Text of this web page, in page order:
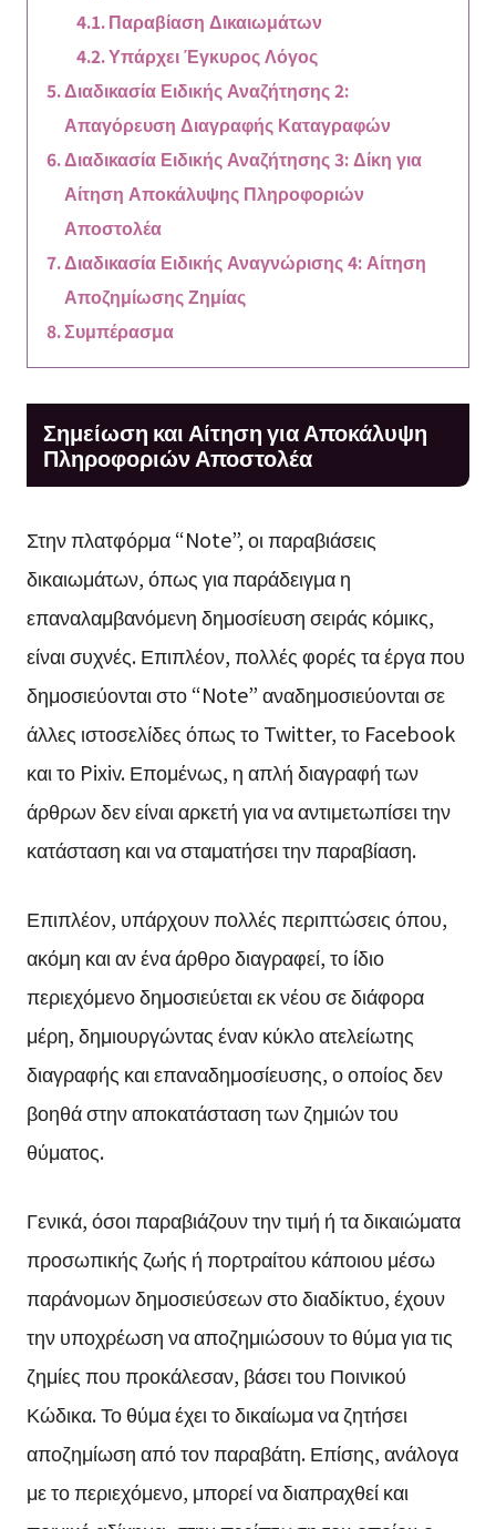
Παραβίαση Δικαιωμάτων
Υπάρχει Έγκυρος Λόγος
Διαδικασία Ειδικής Αναζήτησης 2:
Απαγόρευση Διαγραφής Καταγραφών
Διαδικασία Ειδικής Αναζήτησης 3: Δίκη για
Αίτηση Αποκάλυψης Πληροφοριών
Αποστολέα
Διαδικασία Ειδικής Αναγνώρισης 4: Αίτηση
Αποζημίωσης Ζημίας
Συμπέρασμα
Σημείωση και Αίτηση για Αποκάλυψη
Πληροφοριών Αποστολέα
Στην πλατφόρμα “Note”, οι παραβιάσεις
δικαιωμάτων, όπως για παράδειγμα η
επαναλαμβανόμενη δημοσίευση σειράς κόμικς,
είναι συχνές. Επιπλέον, πολλές φορές τα έργα που
δημοσιεύονται στο “Note” αναδημοσιεύονται σε
άλλες ιστοσελίδες όπως το Twitter, το Facebook
και το Pixiv. Επομένως, η απλή διαγραφή των
άρθρων δεν είναι αρκετή για να αντιμετωπίσει την
κατάσταση και να σταματήσει την παραβίαση.
Επιπλέον, υπάρχουν πολλές περιπτώσεις όπου,
ακόμη και αν ένα άρθρο διαγραφεί, το ίδιο
περιεχόμενο δημοσιεύεται εκ νέου σε διάφορα
μέρη, δημιουργώντας έναν κύκλο ατελείωτης
διαγραφής και επαναδημοσίευσης, ο οποίος δεν
βοηθά στην αποκατάσταση των ζημιών του
θύματος.
Γενικά, όσοι παραβιάζουν την τιμή ή τα δικαιώματα
προσωπικής ζωής ή πορτραίτου κάποιου μέσω
παράνομων δημοσιεύσεων στο διαδίκτυο, έχουν
την υποχρέωση να αποζημιώσουν το θύμα για τις
ζημίες που προκάλεσαν, βάσει του Ποινικού
Κώδικα. Το θύμα έχει το δικαίωμα να ζητήσει
αποζημίωση από τον παραβάτη. Επίσης, ανάλογα
με το περιεχόμενο, μπορεί να διαπραχθεί και